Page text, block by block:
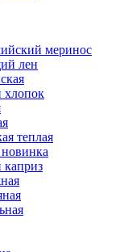
меринос
лен
хлопок
теплая